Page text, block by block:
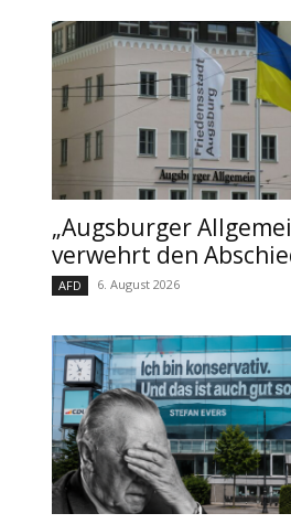
„Augsburger
verwehrt den
AFD 6. August 2026